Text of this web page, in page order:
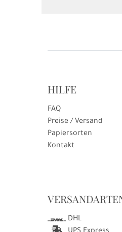
HILFE
FAQ
Preise / Versand
Papiersorten
Kontakt
DHL